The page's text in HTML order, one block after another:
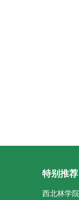
特别推荐
西北林学